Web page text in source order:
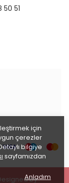
için
çerezler
bilgiye
sayfamızdan
Anladım
50 51
by